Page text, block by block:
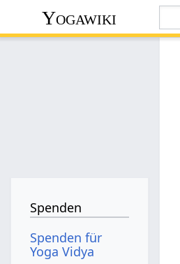
Yogawiki
Spenden
Spenden für
Yoga Vidya